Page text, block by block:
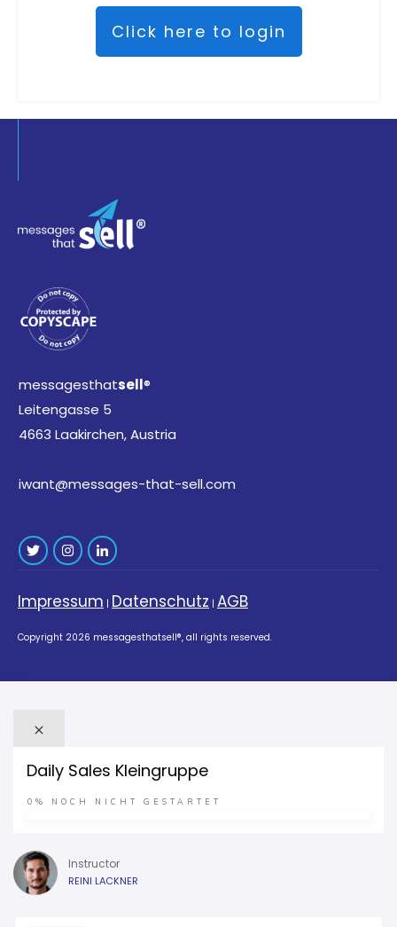
Click here to login
messagesthatsell®
Leitengasse 5
4663 Laakirchen, Austria
iwant@messages-that-sell.com
Impressum | Datenschutz | AGB
Copyright 2026 messagesthatsell®, all rights reserved.
Daily Sales Kleingruppe
0% NOCH NICHT GESTARTET
Instructor
REINI LACKNER